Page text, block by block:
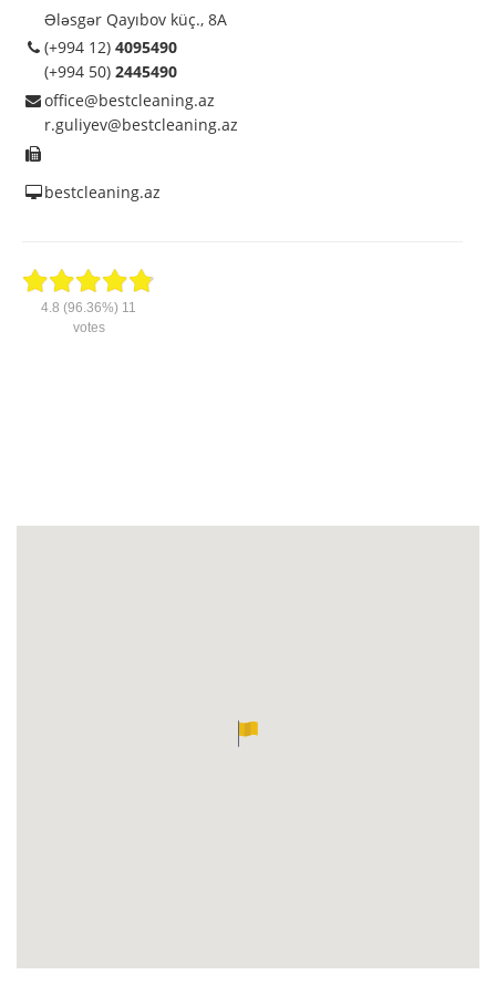
Ələsgər Qayıbov küç., 8A
(+994 12) 4095490
(+994 50) 2445490
office@bestcleaning.az
r.guliyev@bestcleaning.az
bestcleaning.az
4.8 (96.36%) 11
votes